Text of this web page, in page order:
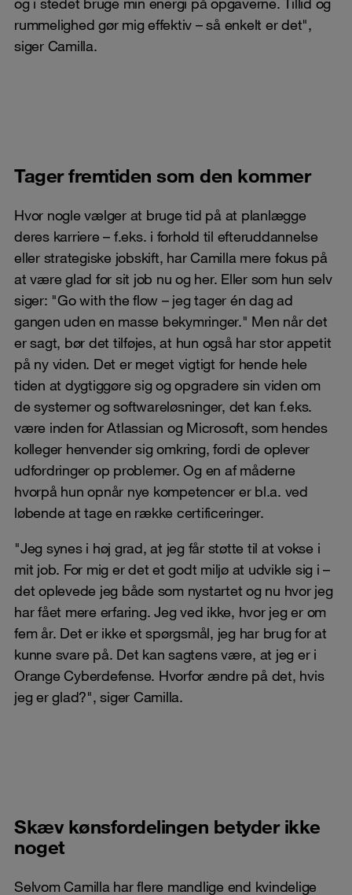
rummelighed gør mig effektiv – så enkelt er det",
siger Camilla.
Tager fremtiden som den kommer
Hvor nogle vælger at bruge tid på at planlægge
deres karriere – f.eks. i forhold til efteruddannelse
eller strategiske jobskift, har Camilla mere fokus på
at være glad for sit job nu og her. Eller som hun selv
siger: "Go with the flow – jeg tager én dag ad
gangen uden en masse bekymringer." Men når det
er sagt, bør det tilføjes, at hun også har stor appetit
på ny viden. Det er meget vigtigt for hende hele
tiden at dygtiggøre sig og opgradere sin viden om
de systemer og softwareløsninger, det kan f.eks.
være inden for Atlassian og Microsoft, som hendes
kolleger henvender sig omkring, fordi de oplever
udfordringer op problemer. Og en af måderne
hvorpå hun opnår nye kompetencer er bl.a. ved
løbende at tage en række certificeringer.
"Jeg synes i høj grad, at jeg får støtte til at vokse i
mit job. For mig er det et godt miljø at udvikle sig i –
det oplevede jeg både som nystartet og nu hvor jeg
har fået mere erfaring. Jeg ved ikke, hvor jeg er om
fem år. Det er ikke et spørgsmål, jeg har brug for at
kunne svare på. Det kan sagtens være, at jeg er i
Orange Cyberdefense. Hvorfor ændre på det, hvis
jeg er glad?", siger Camilla.
Skæv kønsfordelingen betyder ikke
noget
Selvom Camilla har flere mandlige end kvindelige